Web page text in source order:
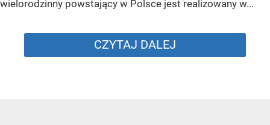
wielorodzinny powstający w Polsce jest realizowany w...
CZYTAJ DALEJ